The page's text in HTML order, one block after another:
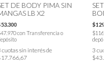
DE BODY PIMA SIN
LB X2
con Transferencia o
cuotas sin interés de
SET
depósito
3